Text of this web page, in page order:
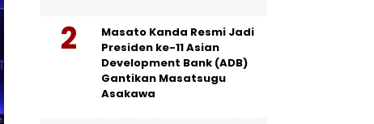
Masato Kanda Resmi Jadi
Presiden ke-11 Asian
Development Bank (ADB)
Gantikan Masatsugu
Asakawa